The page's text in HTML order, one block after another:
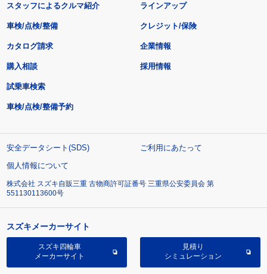
スタッフによるクルマ紹介 ラインアップ
車検/点検/整備 クレジット/保険
カタログ請求
購入相談
試乗車検索
車検/点検/整備予約
企業情報
採用情報
安全データシート(SDS)
ご利用にあたって
個人情報について
株式会社 スズキ自販三重 古物商許可証番号 三重県公安委員会 第
551130113600号
スズキメーカーサイト
スズキ四輪車
メーカーサイト
見積り
シミュレーション